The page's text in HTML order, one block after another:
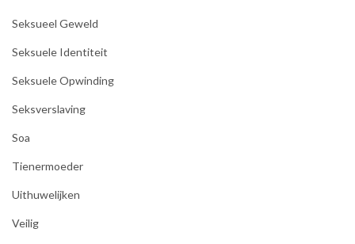
Seksueel Geweld
Seksuele Identiteit
Seksuele Opwinding
Seksverslaving
Soa
Tienermoeder
Uithuwelijken
Veilig